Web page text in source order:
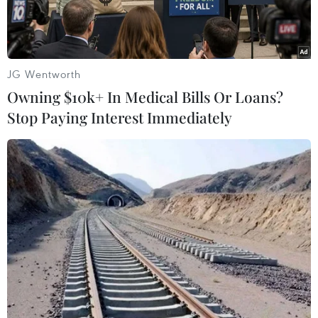
Thi công tại khu vực mở rộng Nhà máy Thủy điện Hòa Bình.
(Ảnh: Thanh Hải/TTXVN)
Theo Bùi Phương Nam, Giám đốc Ban Quản lý
Dự án điện 1, liên quan đến việc sạt trượt khu
vực thi công hố móng công trình Nhà máy thủy
JG Wentworth
Owning $10k+ In Medical Bills Or Loans?
Stop Paying Interest Immediately